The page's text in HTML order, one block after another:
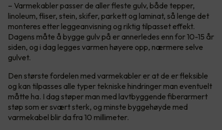
– Varmekabler passer de aller fleste gulv, både tepper,
linoleum, fliser, stein, skifer, parkett og laminat, så lenge det
monteres etter leggeanvisning og riktig tilpasset effekt.
Dagens måte å bygge gulv på er annerledes enn for 10-15 år
siden, og i dag legges varmen høyere opp, nærmere selve
gulvet.
Den største fordelen med varmekabler er at de er fleksible
og kan tilpasses alle typer tekniske hindringer man eventuelt
måtte ha. I dag støper man med lavtbyggende fiberarmert
støp som er svært sterk, og minste byggehøyde med
varmekabel blir da fra 10 millimeter.